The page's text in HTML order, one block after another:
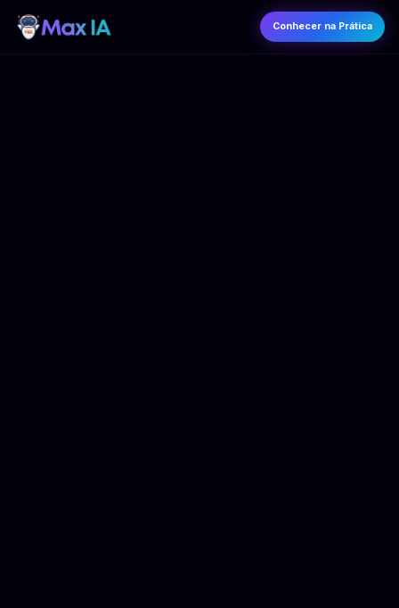
Conhecer na Prática